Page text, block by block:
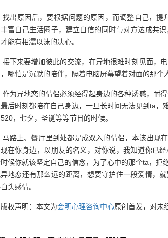
找出原因后，要根据问题的原因，而调整自己，
丰富自己生活圈子，建立自信的同时与对方达成共
能有相濡以沫的决心。
接下来要增加彼此的交流，在异地很难时刻见面，
哪怕是沉默的陪伴，隔着电脑屏幕望着对面的那个
作为异地恋的情侣必须经得起身边的各种诱惑，耐
后时刻都陪在自己身边，一旦长时间无法见到ta，
，七夕，圣诞等等节日的时候。
马路上、餐厅里到处都是成双入的情侣，本该出现
现在你身边，以朋友的名义，对你说，我知道你已
候你就该坚定自己的信念，为了心中的那个ta，
地恋还有那么远的距离，想要守护住一段爱情，
头感情。
版权声明：本文为会明心理咨询中心原创首发，对未